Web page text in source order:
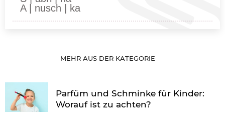
A | nusch | ka
MEHR AUS DER KATEGORIE
Parfüm und Schminke für Kinder:
Worauf ist zu achten?